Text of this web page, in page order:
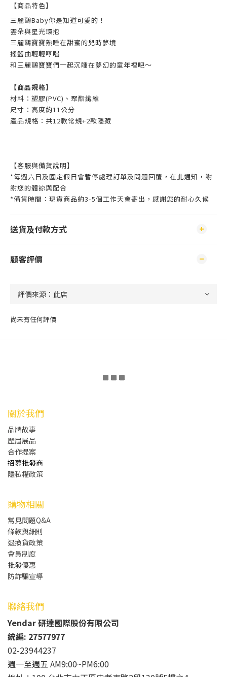
【商品特色】
三麗鷗Baby你是知道可愛的！
雲朵與星光環抱
三麗鷗寶寶熟睡在甜蜜的兒時夢境
搖籃曲輕輕哼唱
和三麗鷗寶寶們一起沉睡在夢幻的童年裡吧～
【商品規格】
材料：塑膠(PVC)、聚酯纖維
尺寸：高度約11公分
產品規格：共12款常規+2款隱藏
【客服與備貨說明】
*每週六日及國定假日會暫停處理訂單及問題回覆，在此通知，謝
謝您的體諒與配合
*備貨時間：現貨商品約3-5個工作天會寄出，感謝您的耐心久候
送貨及付款方式
顧客評價
尚未有任何評價
關於我們
品牌故事
歷屆展品
合作提案
招募批發商
隱私權政策
購物相關
常見問題Q&A
條款與細則
退換貨政策
會員制度
批發優惠
防詐騙宣導
聯絡我們
Yendar 研達國際股份有限公司
統編: 27577977
02-23944237
週一至週五 AM9:00~PM6:00